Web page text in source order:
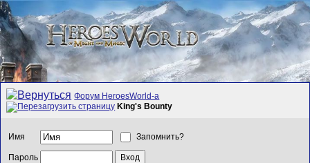
Форум HeroesWorld-а
King's Bounty
Имя Запомнить?
Пароль